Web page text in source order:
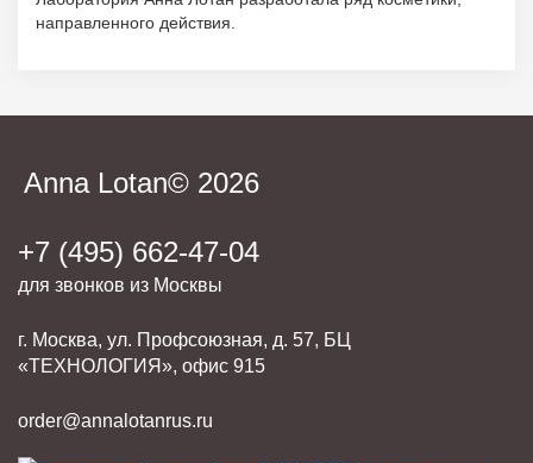
направленного действия.
Anna Lotan© 2026
+7 (495) 662-47-04
для звонков из Москвы
г. Москва, ул. Профсоюзная, д. 57, БЦ
«ТЕХНОЛОГИЯ», офис 915
order@annalotanrus.ru